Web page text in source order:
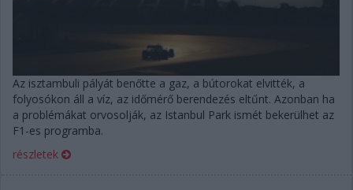
Az isztambuli pályát benőtte a gaz, a bútorokat elvitték, a
folyosókon áll a víz, az időmérő berendezés eltűnt. Azonban ha
a problémákat orvosolják, az Istanbul Park ismét bekerülhet az
F1-es programba.
részletek